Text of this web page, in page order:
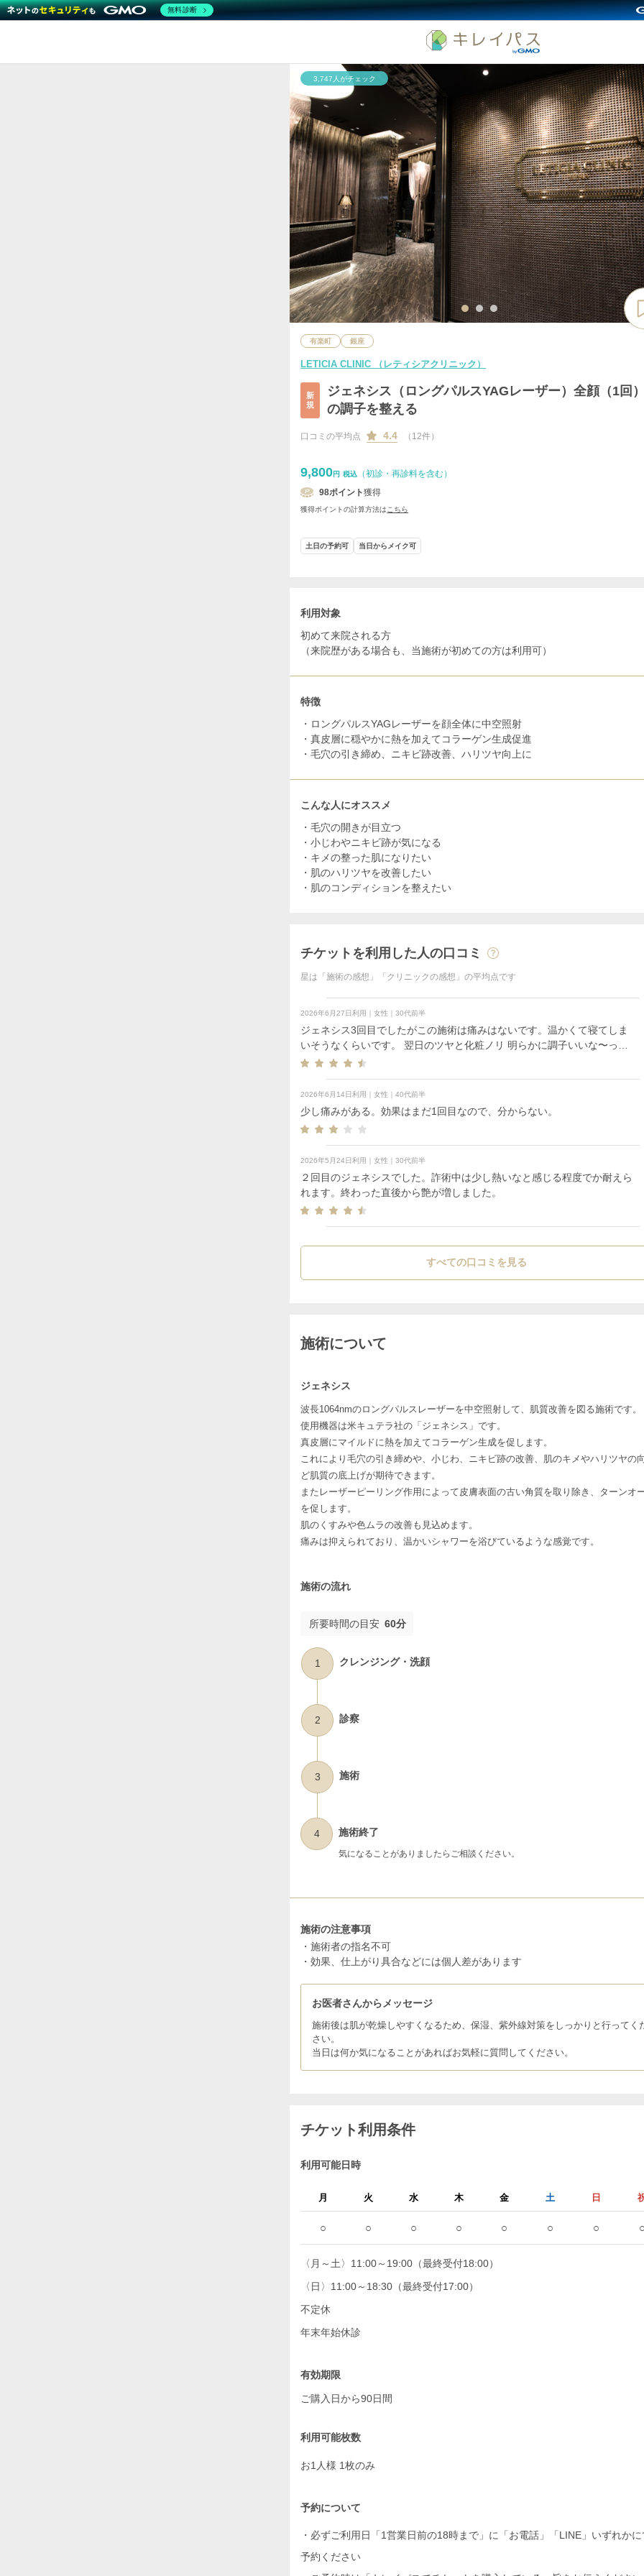
3,747人がチェック
有楽町 銀座
LETICIA CLINIC （レティシアクリニック）
新
規
ジェネシス（ロングパルスYAGレーザー）全顔（1回
の調子を整える
口コミの平均点 4.4 （12件）
9,800円 税込
（初診・再診料を含む）
98ポイント獲得
獲得ポイントの計算方法はこちら
土日の予約可 当日からメイク可
利用対象
初めて来院される方
（来院歴がある場合も、当施術が初めての方は利用可）
特徴
・ロングパルスYAGレーザーを顔全体に中空照射
・真皮層に穏やかに熱を加えてコラーゲン生成促進
・毛穴の引き締め、ニキビ跡改善、ハリツヤ向上に
こんな人にオススメ
・毛穴の開きが目立つ
・小じわやニキビ跡が気になる
・キメの整った肌になりたい
・肌のハリツヤを改善したい
・肌のコンディションを整えたい
チケットを利用した人の口コミ
星は「施術の感想」「クリニックの感想」の平均点です
2026年6月27日利用｜女性｜30代前半
ジェネシス3回目でしたがこの施術は痛みはないです。温かくて寝てしま
いそうなくらいです。 翌日のツヤと化粧ノリ 明らかに調子いいな〜って
違います。 今回はWジェネシスにしたのでより効果楽しみです！
2026年6月14日利用｜女性｜40代前半
少し痛みがある。効果はまだ1回目なので、分からない。
2026年5月24日利用｜女性｜30代前半
２回目のジェネシスでした。詐術中は少し熱いなと感じる程度でか耐えら
れます。終わった直後から艶が増しました。
すべての口コミを見る
施術について
ジェネシス
波長1064nmのロングパルスレーザーを中空照射して、肌質改善を図る施術です。
使用機器は米キュテラ社の「ジェネシス」です。
真皮層にマイルドに熱を加えてコラーゲン生成を促します。
これにより毛穴の引き締めや、小じわ、ニキビ跡の改善、肌のキメやハリツヤの
ど肌質の底上げが期待できます。
またレーザーピーリング作用によって皮膚表面の古い角質を取り除き、ターンオ
を促します。
肌のくすみや色ムラの改善も見込めます。
痛みは抑えられており、温かいシャワーを浴びているような感覚です。
施術の流れ
所要時間の目安 60分
1 クレンジング・洗顔
2 診察
3 施術
4 施術終了
気になることがありましたらご相談ください。
施術の注意事項
・施術者の指名不可
・効果、仕上がり具合などには個人差があります
お医者さんからメッセージ
施術後は肌が乾燥しやすくなるため、保湿、紫外線対策をしっかりと行ってく
さい。
当日は何か気になることがあればお気軽に質問してください。
チケット利用条件
利用可能日時
月 火 水 木 金 土 日
○ ○ ○ ○ ○ ○ ○
〈月～土〉11:00～19:00（最終受付18:00）
〈日〉11:00～18:30（最終受付17:00）
不定休
年末年始休診
有効期限
ご購入日から90日間
利用可能枚数
お1人様 1枚のみ
予約について
・必ずご利用日「1営業日前の18時まで」に「お電話」「LINE」いずれか
予約ください
無料診断